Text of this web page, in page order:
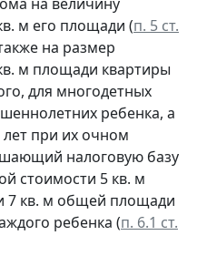
м его площади (п. 5 ст.
на размер
м площади квартиры
для многодетных
ребенка, а
лет при их очном
налоговую базу
стоимости 5 кв. м
7 кв. м общей площади
ребенка (п. 6.1 ст.